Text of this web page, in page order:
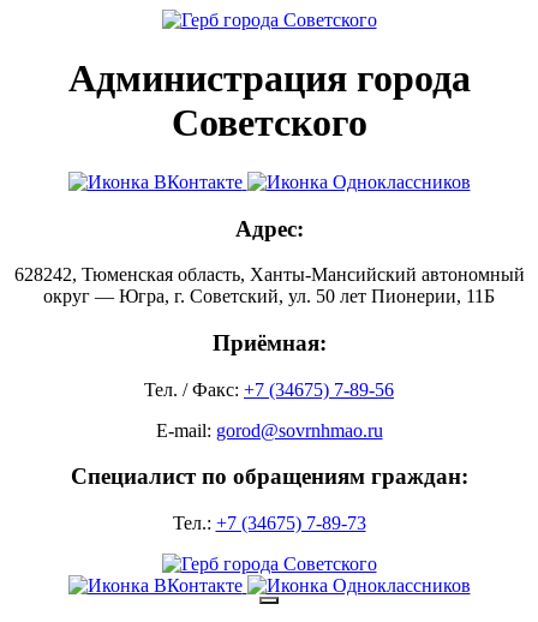
Администрация города
Советского
Адрес:
628242, Тюменская область, Ханты-Мансийский автономный
округ — Югра, г. Советский, ул. 50 лет Пионерии, 11Б
Приёмная:
Тел. / Факс: +7 (34675) 7-89-56
E-mail: gorod@sovrnhmao.ru
Специалист по обращениям граждан:
Тел.: +7 (34675) 7-89-73